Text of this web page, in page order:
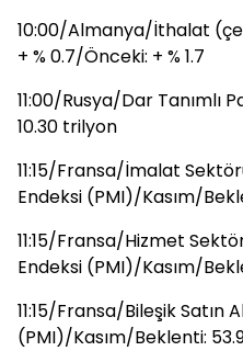
10:00/Almanya/İthalat
+ % 0.7/Önceki: + % 1.7
11:00/Rusya/Dar Tanımlı
10.30 trilyon
11:15/Fransa/İmalat
Endeksi (PMI)/Kasım/
11:15/Fransa/Hizmet
Endeksi (PMI)/Kasım/
11:15/Fransa/Bileşik Satın
(PMI)/Kasım/Beklenti: